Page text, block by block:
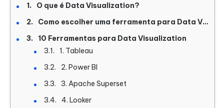
O que é Data Visualization?
Como escolher uma ferramenta para Data Visualization?
10 Ferramentas para Data Visualization
1. Tableau
2. Power BI
3. Apache Superset
4. Looker